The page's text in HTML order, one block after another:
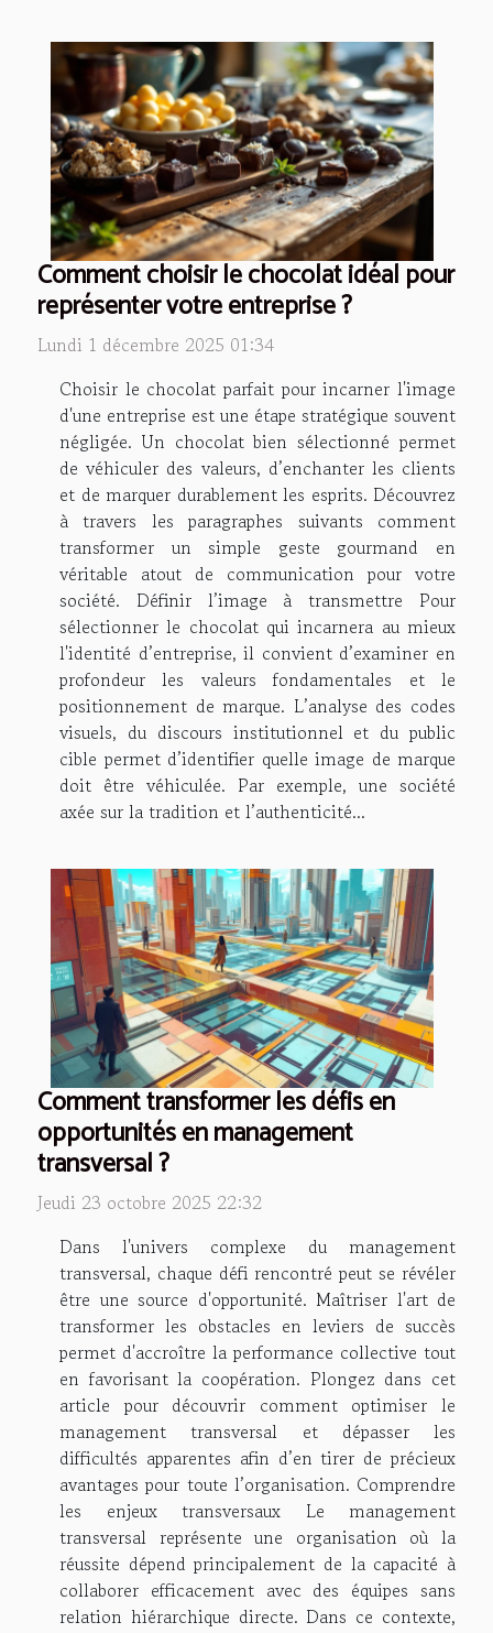
Comment choisir le chocolat idéal pour
représenter votre entreprise ?
Lundi 1 décembre 2025 01:34
Choisir le chocolat parfait pour incarner l'image
d'une entreprise est une étape stratégique souvent
négligée. Un chocolat bien sélectionné permet
de véhiculer des valeurs, d’enchanter les clients
et de marquer durablement les esprits. Découvrez
à travers les paragraphes suivants comment
transformer un simple geste gourmand en
véritable atout de communication pour votre
société. Définir l’image à transmettre Pour
sélectionner le chocolat qui incarnera au mieux
l'identité d’entreprise, il convient d’examiner en
profondeur les valeurs fondamentales et le
positionnement de marque. L’analyse des codes
visuels, du discours institutionnel et du public
cible permet d’identifier quelle image de marque
doit être véhiculée. Par exemple, une société
axée sur la tradition et l’authenticité...
Comment transformer les défis en
opportunités en management
transversal ?
Jeudi 23 octobre 2025 22:32
Dans l'univers complexe du management
transversal, chaque défi rencontré peut se révéler
être une source d'opportunité. Maîtriser l'art de
transformer les obstacles en leviers de succès
permet d'accroître la performance collective tout
en favorisant la coopération. Plongez dans cet
article pour découvrir comment optimiser le
management transversal et dépasser les
difficultés apparentes afin d’en tirer de précieux
avantages pour toute l’organisation. Comprendre
les enjeux transversaux Le management
transversal représente une organisation où la
réussite dépend principalement de la capacité à
collaborer efficacement avec des équipes sans
relation hiérarchique directe. Dans ce contexte,